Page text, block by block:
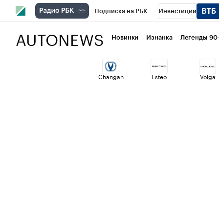
Подписка на РБК Инвестиции
Национальные проекты Город
Кредитные рейтинги Франшизы
AUTONEWS Новинки Изнанка Легенды
Changan Esteo Volga